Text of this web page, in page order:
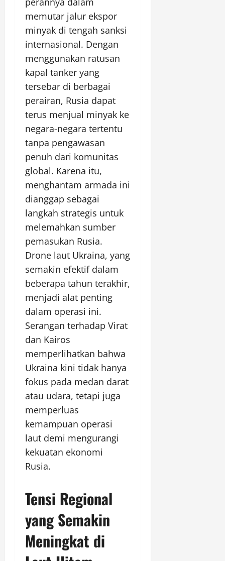
memutar jalur ekspor
minyak di tengah sanksi
internasional. Dengan
menggunakan ratusan
kapal tanker yang
tersebar di berbagai
perairan, Rusia dapat
terus menjual minyak ke
negara-negara tertentu
tanpa pengawasan
penuh dari komunitas
global. Karena itu,
menghantam armada ini
dianggap sebagai
langkah strategis untuk
melemahkan sumber
pemasukan Rusia.
Drone laut Ukraina, yang
semakin efektif dalam
beberapa tahun terakhir,
menjadi alat penting
dalam operasi ini.
Serangan terhadap Virat
dan Kairos
memperlihatkan bahwa
Ukraina kini tidak hanya
fokus pada medan darat
atau udara, tetapi juga
memperluas
kemampuan operasi
laut demi mengurangi
kekuatan ekonomi
Rusia.
Tensi Regional
yang Semakin
Meningkat di